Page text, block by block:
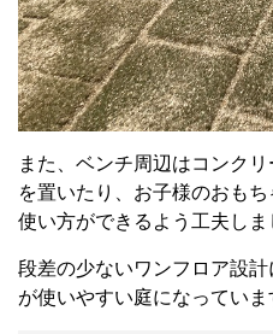
また、ベンチ周辺はコンク
を置いたり、お子様のおも
使い方ができるよう工夫しま
段差の少ないワンフロア設
が使いやすい庭になっていま